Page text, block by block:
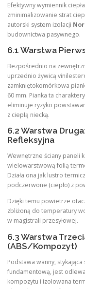
Efektywny wymiennik
zminimalizowanie strat
autorski system izolacji
budownictwa pasywnego.
6.1 Warstwa
Bezpośrednio na
uprzednio żywicą
zamkniętokomórkowa
60 mm. Pianka ta
eliminuje ryzyko
z ciepłą niecką.
6.2 Warstwa
Refleksyjna
Wewnętrzne ściany paneli
wielowarstwową folią
Działa ona jak lustro
podczerwone (ciepło) z
Dzięki temu powietrze
zbliżoną do temperatury
w magistrali przesyłowej.
6.3 Warstwa
(ABS/Kompozyt)
Podstawa wanny,
fundamentową, jest
kompozytu i izolowana